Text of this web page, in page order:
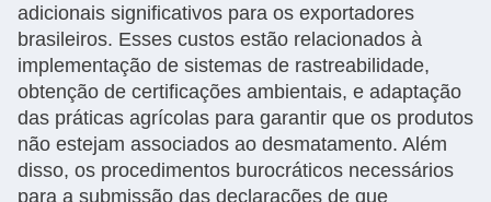
adicionais significativos para os exportadores
brasileiros. Esses custos estão relacionados à
implementação de sistemas de rastreabilidade,
obtenção de certificações ambientais, e adaptação
das práticas agrícolas para garantir que os produtos
não estejam associados ao desmatamento. Além
disso, os procedimentos burocráticos necessários
para a submissão das declarações de que